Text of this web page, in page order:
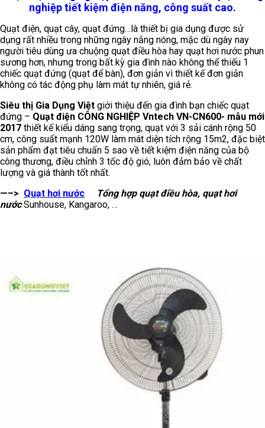
nghiệp tiết kiệm điện năng, công suất cao.
Quạt điện, quạt cây, quạt đứng…là thiết bị gia dụng được sử
dụng rất nhiều trong những ngày nắng nóng, mặc dù ngày nay
người tiêu dùng ưa chuộng quạt điều hòa hay quạt hơi nước phun
sương hơn, nhưng trong bất kỳ gia đình nào không thể thiếu 1
chiếc quạt đứng (quạt để bàn), đơn giản vì thiết kế đơn giản
không có tác động phụ làm mát tự nhiên, giá rẻ.
Siêu thị Gia Dụng Việt giới thiệu đến gia đình bạn chiếc quạt
đứng – Quạt điện CÔNG NGHIỆP Vntech VN-CN600- mẫu mới
2017 thiết kế kiểu dáng sang trọng, quạt với 3 sải cánh rộng 50
cm, công suất mạnh 120W làm mát diện tích rộng 15m2, đặc biệt
sản phẩm đạt tiêu chuẩn 5 sao về tiết kiệm điện năng của bộ
công thương, điều chỉnh 3 tốc độ gió, luôn đảm bảo về chất
lượng và giá thành tốt nhất.
—–> Quạt hơi nước
Tổng hợp quạt điều hòa, quạt hơi
nướcSunhouse, Kangaroo, …